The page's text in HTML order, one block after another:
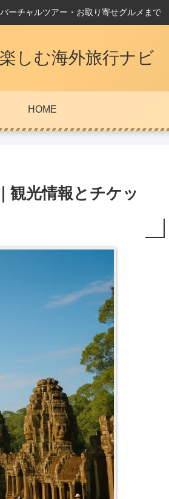
ーチャルツアー・お取り寄せグルメまで
しむ海外旅行ナビ
HOME
観光情報とチケッ